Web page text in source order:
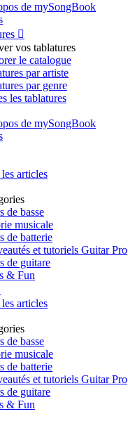
de mySongBook

vos tablatures
le catalogue
par artiste
par genre
les tablatures
de mySongBook
articles
de basse
musicale
de batterie
et tutoriels Guitar Pro
de guitare
& Fun
articles
de basse
musicale
de batterie
et tutoriels Guitar Pro
de guitare
& Fun